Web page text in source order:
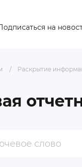
на
Раскрытие